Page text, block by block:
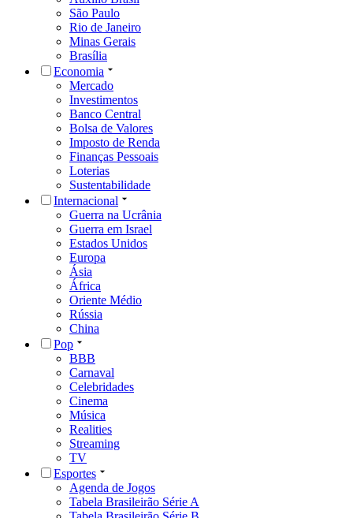
São Paulo
Rio de Janeiro
Minas Gerais
Brasília
Economia
Mercado
Investimentos
Banco Central
Bolsa de Valores
Imposto de Renda
Finanças Pessoais
Loterias
Sustentabilidade
Internacional
Guerra na Ucrânia
Guerra em Israel
Estados Unidos
Europa
Ásia
África
Oriente Médio
Rússia
China
Pop
BBB
Carnaval
Celebridades
Cinema
Música
Realities
Streaming
TV
Esportes
Agenda de Jogos
Tabela Brasileirão Série A